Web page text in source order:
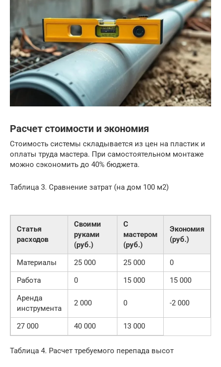
Расчет стоимости и экономия
Стоимость системы складывается из цен на пластик и
оплаты труда мастера. При самостоятельном монтаже
можно сэкономить до 40% бюджета.
Таблица 3. Сравнение затрат (на дом 100 м2)
Статья
расходов
Своими
руками
(руб.)
С
мастером
(руб.)
Экономия
(руб.)
Материалы 25 000 25 000
0
Работа
0 15 000
15 000
Аренда
инструмента
2 000 0 -2 000
27 000 40 000 13 000
Таблица 4. Расчет требуемого перепада высот